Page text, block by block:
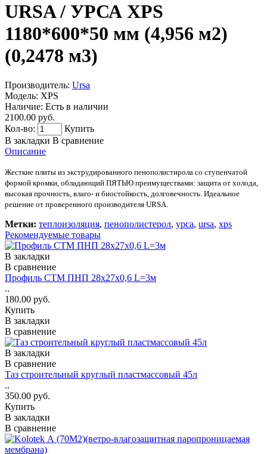
URSA / УРСА XPS
1180*600*50 мм (4,956 м2)
(0,2478 м3)
Производитель: Ursa
Модель: XPS
Наличие: Есть в наличии
2100.00 руб.
Кол-во:
Купить
В закладки В сравнение
Описание
Жесткие плиты из экструдированного пенополистирола со ступенчатой
формой кромки, обладающий ПЯТЬЮ преимуществами: защита от холода,
высокая прочность, влаго- и биостойкость, долговечность. Идеальное
решение от проверенного производителя URSA.
Метки: теплоизоляция, пенополистерол, урса, ursa, xps
Рекомендуемые товары
В закладки
В сравнение
Профиль СТМ ПНП 28х27х0,6 L=3м
..
180.00 руб.
Купить
В закладки
В сравнение
В закладки
В сравнение
Таз строительный круглый пластмассовый 45л
..
350.00 руб.
Купить
В закладки
В сравнение